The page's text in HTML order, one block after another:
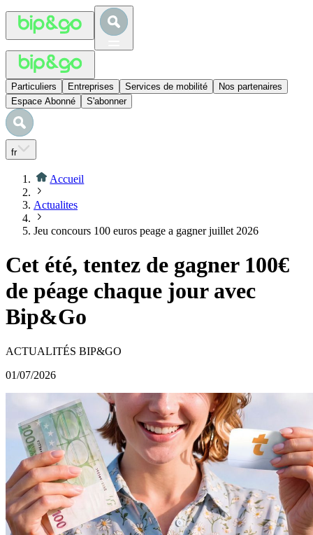
Particuliers Entreprises Services de mobilité
Nos partenaires
Espace Abonné
S'abonner
fr
Accueil
Actualites
Jeu concours 100 euros peage a gagner juillet 2026
Cet été, tentez de gagner 100€
de péage chaque jour avec
Bip&Go
ACTUALITÉS BIP&GO
01/07/2026